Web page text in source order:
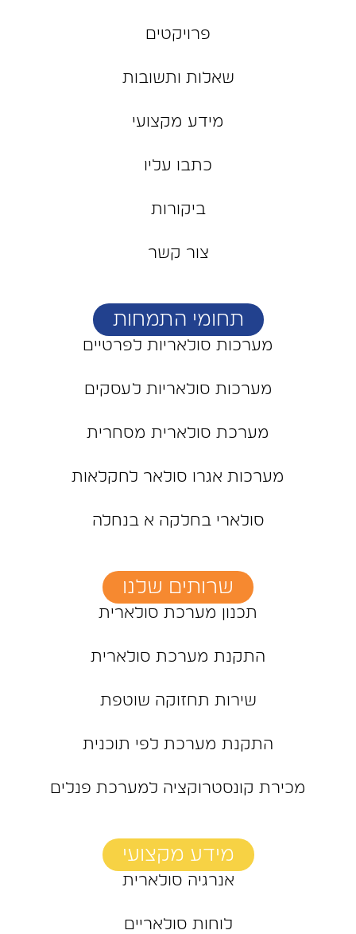
פרויקטים
שאלות ותשובות
מידע מקצועי
כתבו עליו
ביקורות
צור קשר
תחומי התמחות
מערכות סולאריות לפרטיים
מערכות סולאריות לעסקים
מערכת סולארית מסחרית
מערכות אגרו סולאר לחקלאות
סולארי בחלקה א בנחלה
שרותים שלנו
תכנון מערכת סולארית
התקנת מערכת סולארית
שירות תחזוקה שוטפת
התקנת מערכת לפי תוכנית
מכירת קונסטרוקציה למערכת פנלים
מידע מקצועי
אנרגיה סולארית
לוחות סולאריים